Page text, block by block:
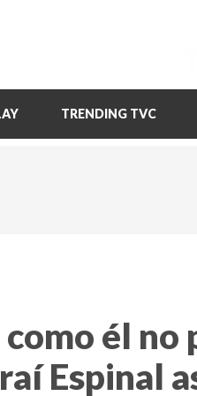
TRENDING TVC
como él
Espinal